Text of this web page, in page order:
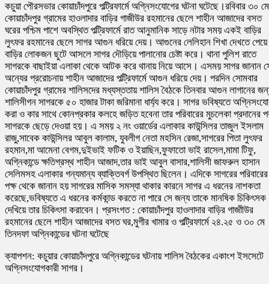
কচুয়া পৌরসভার কোয়াচাঁদপুরে পল্ট্রিফার্মে অগ্নিসংযোগের ঘটনা ঘটেছে।রবিবার ৩০ মে
কোয়াচাঁদপুর গ্রামের হাওলাদার বাড়ির গাজীউর রহমানের ছেলে শাহীন আজাদের বসত
ঘরের পশ্চিম পাশে অবস্থিত পল্ট্রিফার্মে রাত আনুমানিক সাড়ে নটার সময় একই বাড়ির
লুৎফর রহমানের ছেলে সাগর আগুন ধরিয়ে দেয়। আগুনের লেলিহান শিখা দেখতে পেয়ে
বাড়ির লোকজন ছুটে আসলে সাগর দৌড়িয়ে পালানোর চেষ্টা করে। থানা পুলিশ রাতে
সাগরকে বাছাইয়া এলাকা থেকে আটক করে থানায় নিয়ে আসে। এসময় সাগর জানান
অন্যের প্ররোচনায় শাহীন আজাদের পল্ট্রিফার্মে আগুন ধরিয়ে দেয়। পরদিন সোমবার
কোয়াচাঁদপুর গ্রামের শালিসদের মধ্যস্ততায় শালিস বৈঠকে তিনবার আগুন লাগানের
শালিসীগন সাগরকে ৫০ হাজার টাকা জরিমানা ধার্য্য করে। সাগর ভবিষ্যতে
করা ও কার সাথে কোনপ্রকার কলহে জড়িত হবেনা তার পরিবারের মুচলেকা প্রদানের
সাগরকে ছেড়ে দেওয়া হয়। এ সময় ২ নং ওয়ার্ডের এলাকার কাউন্সিলর তাজুল ইসলাম
রাজু,সাবেক কাউন্সিলর আবুল কালাম, যুবলীগ নেতা মহসিন রেজা,সাগরের পিতা লুৎফর
রহমান,মা আমেনা বেগম,দুইভাই ফটিক ও ইয়াছিন,ফুফাতো ভাই রাসেল,মামা টিফু,
অগ্নিকান্ডে ক্ষতিগ্রস্থ শাহীন আজাদ,তার ভাই আবুল বাসার,শালিসী জাফরুল হাসান
সেলিমসহ এলাকার গন্যমান্য ব্যাক্তিবর্গ উপস্থিত ছিলেন। এদিকে সাগরের পরিবারের
পক্ষ থেকে জানান হয় সাগরের মাসিক সমস্যা থাকার কারনে সাগর এ ধরনের নাশকতা
করেছে,ভবিষ্যতে এ ধরনের কর্মকান্ড করতে না পারে সে জন্য তাকে মানষিক চিকিৎসক
দেখিয়ে তার চিকিৎসা করাবেন। প্রসংগত : কোয়াচাঁদপুর হাওলাদার বাড়ির গাজাীউর
রহমানের ছেলে শাহীন আজাদের বসত ঘর,মুগীর খামার ও পল্ট্রিফার্মে ২৪.২৫ ও ৩০ মে
তিনদফা অগ্নিকান্ডের ঘটনা ঘটেছে
ক্যাপশন: কচুয়ার কোয়াচাঁদপুরে অগ্নিকান্ডের ঘটনায় শালিস বৈঠকের একাংশ ইসসেটে
অগ্নিসংযোগকারী সাগর।